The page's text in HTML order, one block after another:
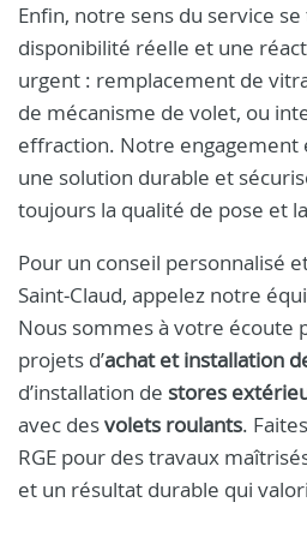
Enfin, notre sens du service
disponibilité réelle et une
urgent : remplacement de
de mécanisme de volet, ou
effraction. Notre engagement
une solution durable et
toujours la qualité de pose et
Pour un conseil personnalisé
Saint‑Claud, appelez notre
Nous sommes à votre écoute
projets d’achat et installation
d’installation de stores
avec desvolets roulants.
RGE pour des travaux
et un résultat durable qui